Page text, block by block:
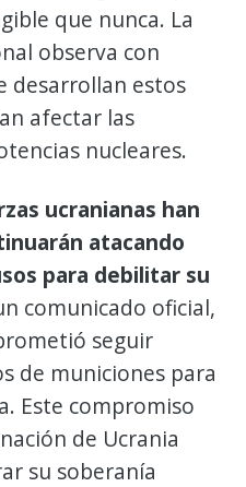
que nunca. La
observa con
desarrollan estos
afectar las
nucleares.
ucranianas han
atacando
para debilitar su
comunicado oficial,
seguir
de municiones para
Este compromiso
de Ucrania
su soberanía